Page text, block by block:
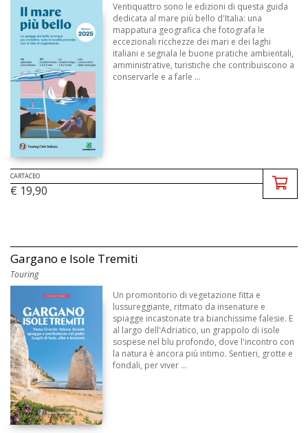
Ventiquattro sono le edizioni di questa guida
dedicata al mare più bello d'Italia: una
mappatura geografica che fotografa le
eccezionali ricchezze dei mari e dei laghi
italiani e segnala le buone pratiche ambientali,
amministrative, turistiche che contribuiscono a
conservarle e a farle ...
CARTACEO
€ 19,90
Gargano e Isole Tremiti
Touring
Un promontorio di vegetazione fitta e
lussureggiante, ritmato da insenature e
spiagge incastonate tra bianchissime falesie. E
al largo dell'Adriatico, un grappolo di isole
sospese nel blu profondo, dove l'incontro con
la natura è ancora più intimo. Sentieri, grotte e
fondali, per viver ...